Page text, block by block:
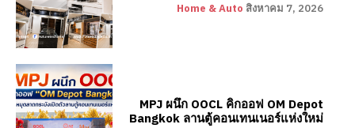
Home & Auto สิงหาคม 7, 2026
MPJ ผนึก OOCL คิกออฟ OM Depot
Bangkok ลานตู้คอนเทนเนอร์แห่งใหม่